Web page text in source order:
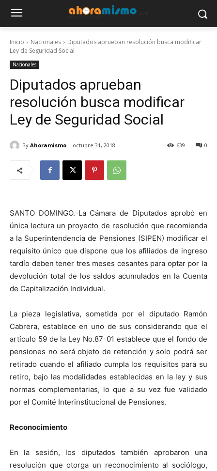
Inicio Nacionales
Diputados aprueban resolución busca modificar
Ley de Seguridad Social
Nacionales
Diputados aprueban
resolución busca modificar
Ley de Seguridad Social
By Ahoramismo octubre 31, 2018 0
639
SANTO DOMINGO.-La Cámara de Diputados aprobó en
única lectura un proyecto de resolución que recomienda
a la Superintendencia de Pensiones (SIPEN) modificar el
requisito único que dispone que los afiliados de ingreso
tardío deben tener tres meses cesantes para optar por la
devolución total de los saldos acumulados en la Cuenta
de Capitalización Individual.
La pieza legislativa, sometida por el diputado Ramón
Cabrera, establece en uno de sus considerando que el
artículo 59 de la Ley No.87-01 establece que el fondo de
pensiones no será objeto de retención y solo podrá ser
retirado cuando el afiliado cumpla los requisitos para su
retiro, bajo las modalidades establecidas en la ley y sus
normas complementarias, lo que a su vez fue validado
por el Comité Interinstitucional de Pensiones.
Reconocimiento
En la sesión, los diputados también aprobaron una
resolución que otorga un reconocimiento al sociólogo,